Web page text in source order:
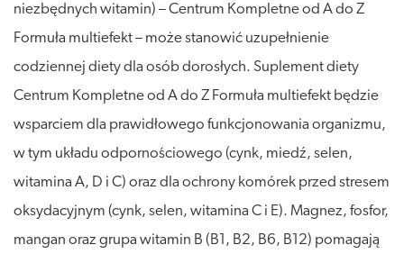
niezbędnych witamin) – Centrum Kompletne od A do Z
Formuła multiefekt – może stanowić uzupełnienie
codziennej diety dla osób dorosłych. Suplement diety
Centrum Kompletne od A do Z Formuła multiefekt będzie
wsparciem dla prawidłowego funkcjonowania organizmu,
w tym układu odpornościowego (cynk, miedź, selen,
witamina A, D i C) oraz dla ochrony komórek przed stresem
oksydacyjnym (cynk, selen, witamina C i E). Magnez, fosfor,
mangan oraz grupa witamin B (B1, B2, B6, B12) pomagają